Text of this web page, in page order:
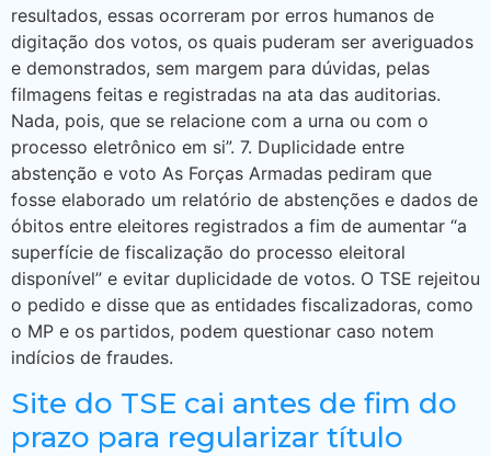
resultados, essas ocorreram por erros humanos de
digitação dos votos, os quais puderam ser averiguados
e demonstrados, sem margem para dúvidas, pelas
filmagens feitas e registradas na ata das auditorias.
Nada, pois, que se relacione com a urna ou com o
processo eletrônico em si”. 7. Duplicidade entre
abstenção e voto As Forças Armadas pediram que
fosse elaborado um relatório de abstenções e dados de
óbitos entre eleitores registrados a fim de aumentar “a
superfície de fiscalização do processo eleitoral
disponível” e evitar duplicidade de votos. O TSE rejeitou
o pedido e disse que as entidades fiscalizadoras, como
o MP e os partidos, podem questionar caso notem
indícios de fraudes.
Site do TSE cai antes de fim do
prazo para regularizar título